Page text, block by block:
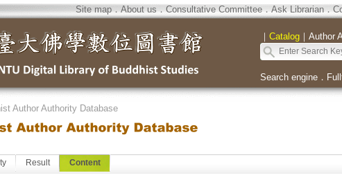
Site map．About us．Consultative Committee．Ask Librarian．
｜ Catalog｜ Author
Search engine．
Author Authority Database
Result Content